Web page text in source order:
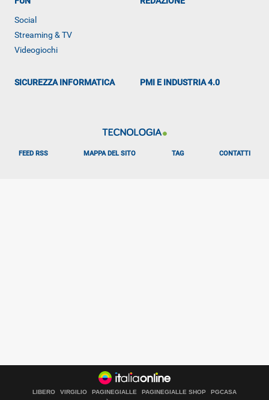
Social
Streaming & TV
Videogiochi
SICUREZZA INFORMATICA PMI E INDUSTRIA 4.0
FEED RSS MAPPA DEL SITO TAG CONTATTI
LIBERO VIRGILIO PAGINEGIALLE PAGINEGIALLE SHOP
PGCASA